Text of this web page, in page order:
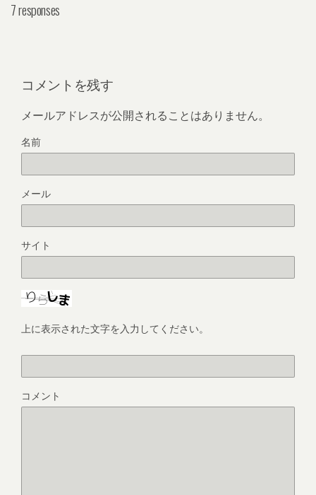
7 responses
コメントを残す
メールアドレスが公開されることはありません。
名前
メール
サイト
上に表示された文字を入力してください。
コメント